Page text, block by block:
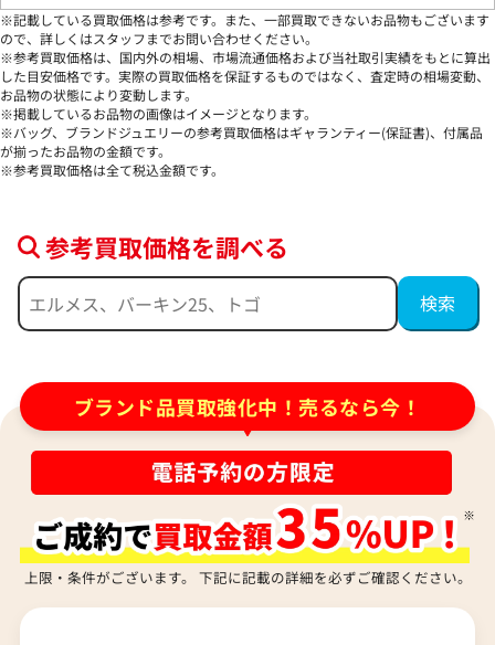
バーバリー ハンドバッグ レザー
参考買取価格
47,000円
2026年3月13日時点
ー
ASK
バーバリー ハンドバッグ レザー
ASK
バーバリー キャン
ック×ブラウン ハン
※記載している買取価格は参考です。また、一部買取できないお品物もございます
ので、詳しくはスタッフまでお問い合わせください。
※参考買取価格は、国内外の相場、市場流通価格および当社取引実績をもとに算出
した目安価格です。実際の買取価格を保証するものではなく、査定時の相場変動、
お品物の状態により変動します。
※掲載しているお品物の画像はイメージとなります。
※バッグ、ブランドジュエリーの参考買取価格はギャランティー(保証書)、付属品
が揃ったお品物の金額です。
※参考買取価格は全て税込金額です。
参考買取価格を調べる
ブランド品買取強化中！売るなら今！
上限・条件がございます。 下記に記載の詳細を必ずご確認ください。